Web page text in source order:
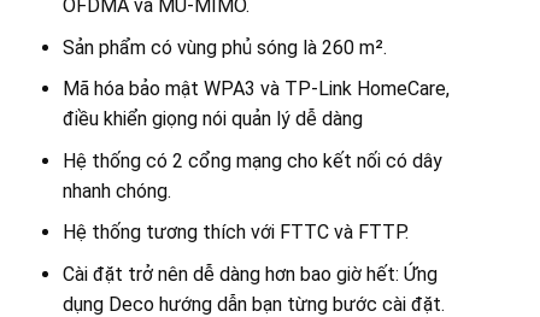
OFDMA và MU-MIMO.
Sản phẩm có vùng phủ sóng là 260 m².
Mã hóa bảo mật WPA3 và TP-Link HomeCare,
điều khiển giọng nói quản lý dễ dàng
Hệ thống có 2 cổng mạng cho kết nối có dây
nhanh chóng.
Hệ thống tương thích với FTTC và FTTP.
Cài đặt trở nên dễ dàng hơn bao giờ hết: Ứng
dụng Deco hướng dẫn bạn từng bước cài đặt.